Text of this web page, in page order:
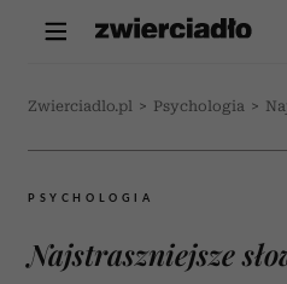
Zwierciadlo.pl > Psychologia >
PSYCHOLOGIA
Najstraszniejsze